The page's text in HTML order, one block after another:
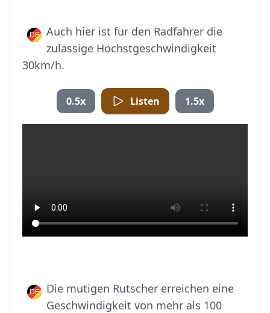
Auch hier ist für den Radfahrer die
zulässige Höchstgeschwindigkeit
30km/h.
0.5x Listen 1.5x
Die mutigen Rutscher erreichen eine
Geschwindigkeit von mehr als 100